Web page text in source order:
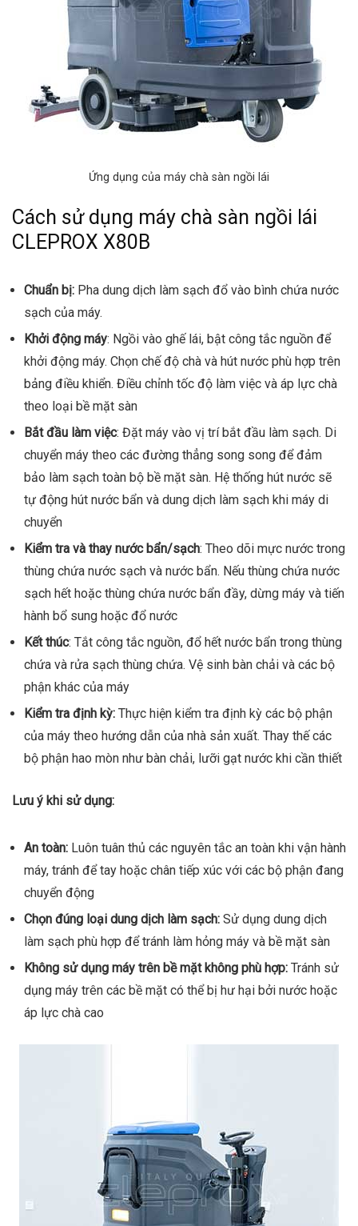
Ứng dụng của máy chà sàn ngồi lái
Cách sử dụng máy chà sàn ngồi lái
CLEPROX X80B
Chuẩn bị: Pha dung dịch làm sạch đổ vào bình chứa nước
sạch của máy.
Khởi động máy: Ngồi vào ghế lái, bật công tắc nguồn để
khởi động máy. Chọn chế độ chà và hút nước phù hợp trên
bảng điều khiển. Điều chỉnh tốc độ làm việc và áp lực chà
theo loại bề mặt sàn
Bắt đầu làm việc: Đặt máy vào vị trí bắt đầu làm sạch. Di
chuyển máy theo các đường thẳng song song để đảm
bảo làm sạch toàn bộ bề mặt sàn. Hệ thống hút nước sẽ
tự động hút nước bẩn và dung dịch làm sạch khi máy di
chuyển
Kiểm tra và thay nước bẩn/sạch: Theo dõi mực nước trong
thùng chứa nước sạch và nước bẩn. Nếu thùng chứa nước
sạch hết hoặc thùng chứa nước bẩn đầy, dừng máy và tiến
hành bổ sung hoặc đổ nước
Kết thúc: Tắt công tắc nguồn, đổ hết nước bẩn trong thùng
chứa và rửa sạch thùng chứa. Vệ sinh bàn chải và các bộ
phận khác của máy
Kiểm tra định kỳ: Thực hiện kiểm tra định kỳ các bộ phận
của máy theo hướng dẫn của nhà sản xuất. Thay thế các
bộ phận hao mòn như bàn chải, lưỡi gạt nước khi cần thiết
Lưu ý khi sử dụng:
An toàn: Luôn tuân thủ các nguyên tắc an toàn khi vận hành
máy, tránh để tay hoặc chân tiếp xúc với các bộ phận đang
chuyển động
Chọn đúng loại dung dịch làm sạch: Sử dụng dung dịch
làm sạch phù hợp để tránh làm hỏng máy và bề mặt sàn
Không sử dụng máy trên bề mặt không phù hợp: Tránh sử
dụng máy trên các bề mặt có thể bị hư hại bởi nước hoặc
áp lực chà cao